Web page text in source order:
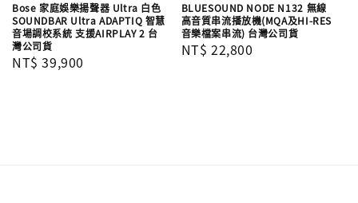
Bose 家庭娛樂揚聲器 Ultra 白色
SOUNDBAR Ultra ADAPTIQ 智慧
音場調校系統 支援AIRPLAY 2 台
灣公司貨
Regular
NT$ 39,900
BLUESOUND NODE N132 無線
高音質串流播放機(MQA及HI-RES
音樂檔案串流) 台灣公司貨
Regular
NT$ 22,800